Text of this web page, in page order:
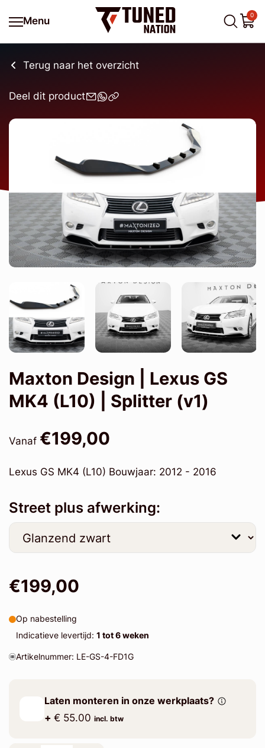
Menu
0
Terug naar het overzicht
Deel dit product
Maxton Design | Lexus GS
MK4 (L10) | Splitter (v1)
Vanaf €199,00
Lexus GS MK4 (L10) Bouwjaar: 2012 - 2016
Street plus afwerking:
€199,00
Op nabestelling
Indicatieve levertijd: 1 tot 6 weken
Artikelnummer: LE-GS-4-FD1G
Laten monteren in onze werkplaats?
+ € 55.00 incl. btw